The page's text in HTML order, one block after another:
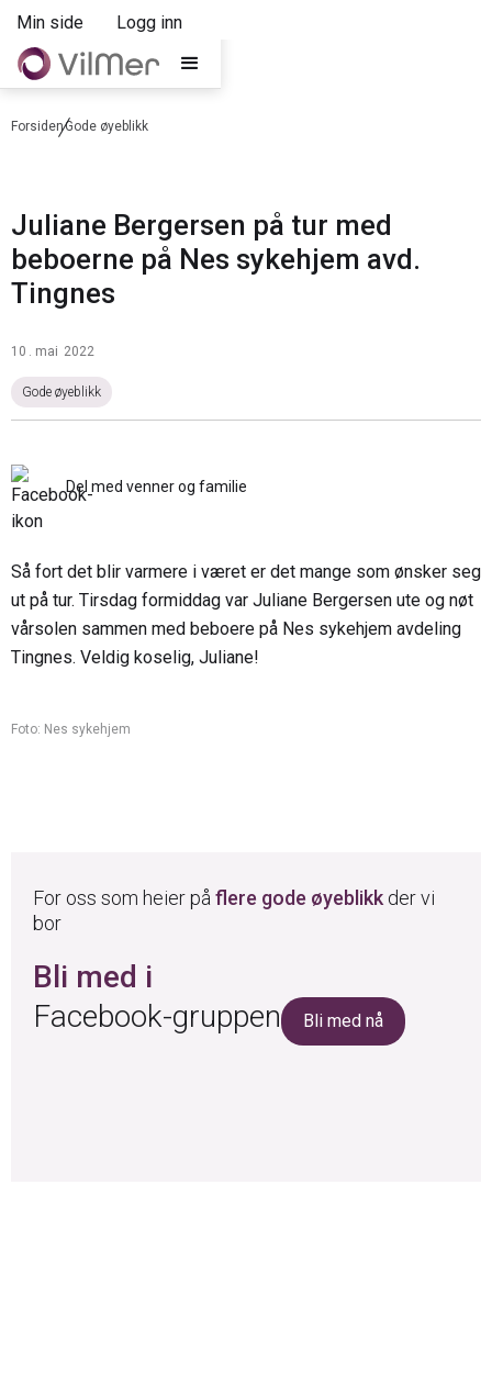
Min side Logg inn
ForsidenGode øyeblikk
Juliane Bergersen på tur med
beboerne på Nes sykehjem avd.
Tingnes
10 . mai 2022
Gode øyeblikk
Del med venner og familie
Så fort det blir varmere i været er det mange som ønsker seg
ut på tur. Tirsdag formiddag var Juliane Bergersen ute og nøt
vårsolen sammen med beboere på Nes sykehjem avdeling
Tingnes. Veldig koselig, Juliane!
Foto: Nes sykehjem
For oss som heier på flere gode øyeblikk der vi
bor
Bli med i
Facebook-gruppen
Bli med nå